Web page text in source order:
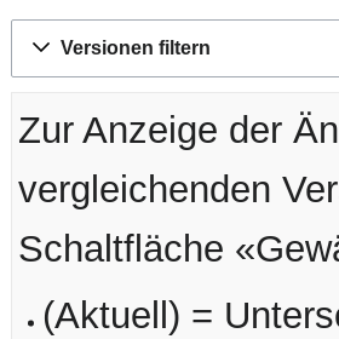
Navigation
Suche
Versionen filtern
Zur Anzeige der
vergleichenden
Schaltfläche
(Aktuell) =